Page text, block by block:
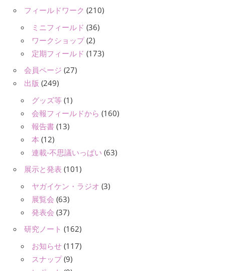
フィールドワーク (210)
ミニフィールド (36)
ワークショップ(2)
定期フィールド (173)
会員ページ (27)
出版 (249)
グッズ等 (1)
会報フィールドから (160)
報告書 (13)
本 (12)
連載-不思議いっぱい (63)
展示と発表 (101)
ヤガイケン・ラジオ (3)
展覧会 (63)
発表会 (37)
研究ノート (162)
お知らせ (117)
スナップ(9)